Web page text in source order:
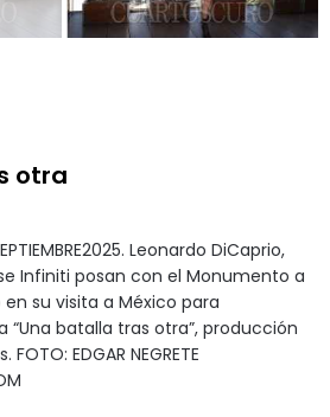
otra
Leonardo DiCaprio,
Infiniti posan con el Monumento a
su visita a México para
batalla tras otra”, producción
EDGAR NEGRETE